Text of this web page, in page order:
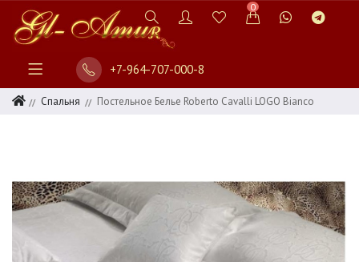
0
+7-964-707-000-8
Спальня Постельное Белье Roberto Cavalli LOGO Bianco